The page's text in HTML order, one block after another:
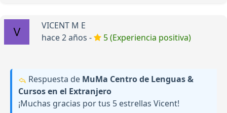
VICENT M E
hace 2 años -
5 (Experiencia positiva)
Respuesta de MuMa Centro de Lenguas &
Cursos en el Extranjero
¡Muchas gracias por tus 5 estrellas Vicent!